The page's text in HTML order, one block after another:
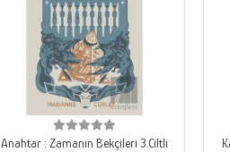
Anahtar : Zamanın Bekçileri 3.Ciltli